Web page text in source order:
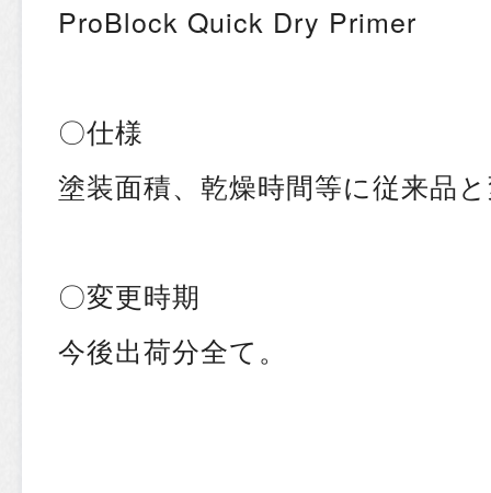
ProBlock Quick Dry Primer
〇仕様
塗装面積、乾燥時間等に従来品
〇変更時期
今後出荷分全て。